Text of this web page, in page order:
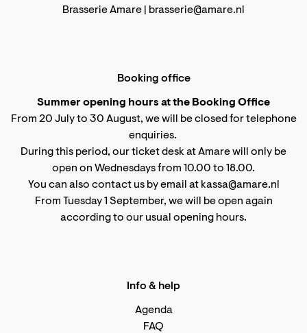
Brasserie Amare |
brasserie@amare.nl
Booking office
Summer opening hours at the Booking Office
From 20 July to 30 August, we will be closed for telephone
enquiries.
During this period, our ticket desk at Amare will only be
open on Wednesdays from 10.00 to 18.00.
You can also contact us by email at kassa@amare.nl
From Tuesday 1 September, we will be open again
according to our usual opening hours.
Info & help
Agenda
FAQ